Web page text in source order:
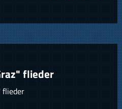
flieder
flieder